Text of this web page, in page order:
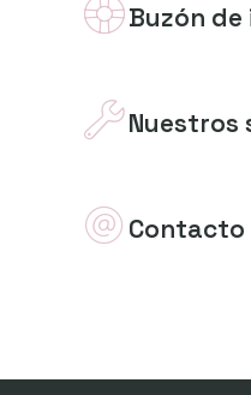
Buzón
Nuestros
Contacto